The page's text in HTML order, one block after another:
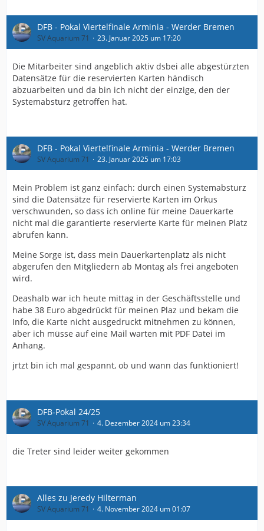
DFB - Pokal Viertelfinale Arminia - Werder Bremen
SV Aquarium 71 23. Januar 2025 um 17:20
Die Mitarbeiter sind angeblich aktiv dsbei alle abgestürzten
Datensätze für die reservierten Karten händisch
abzuarbeiten und da bin ich nicht der einzige, den der
Systemabsturz getroffen hat.
DFB - Pokal Viertelfinale Arminia - Werder Bremen
SV Aquarium 71 23. Januar 2025 um 17:03
Mein Problem ist ganz einfach: durch einen Systemabsturz
sind die Datensätze für reservierte Karten im Orkus
verschwunden, so dass ich online für meine Dauerkarte
nicht mal die garantierte reservierte Karte für meinen Platz
abrufen kann.
Meine Sorge ist, dass mein Dauerkartenplatz als nicht
abgerufen den Mitgliedern ab Montag als frei angeboten
wird.
Deashalb war ich heute mittag in der Geschäftsstelle und
habe 38 Euro abgedrückt für meinen Plaz und bekam die
Info, die Karte nicht ausgedruckt mitnehmen zu können,
aber ich müsse auf eine Mail warten mit PDF Datei im
Anhang.
jrtzt bin ich mal gespannt, ob und wann das funktioniert!
DFB-Pokal 24/25
SV Aquarium 71 4. Dezember 2024 um 23:34
die Treter sind leider weiter gekommen
Alles zu Jeredy Hilterman
SV Aquarium 71 4. November 2024 um 01:07